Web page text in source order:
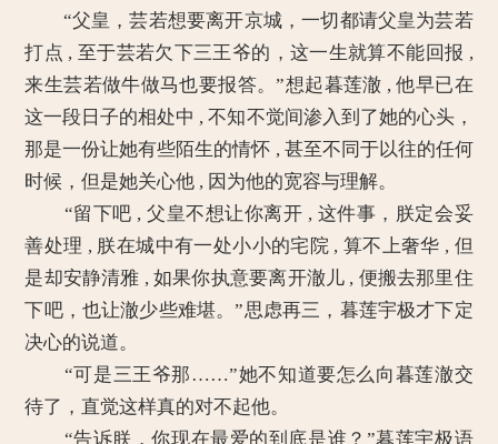
“父皇，芸若想要离开京城，一切都请父皇为芸若
打点 , 至于芸若欠下三王爷的，这一生就算不能回报 ,
来生芸若做牛做马也要报答。”想起暮莲澈 , 他早已在
这一段日子的相处中 , 不知不觉间渗入到了她的心头，
那是一份让她有些陌生的情怀 , 甚至不同于以往的任何
时候，但是她关心他 , 因为他的宽容与理解。
“留下吧 , 父皇不想让你离开 , 这件事，朕定会妥
善处理 , 朕在城中有一处小小的宅院 , 算不上奢华 , 但
是却安静清雅 , 如果你执意要离开澈儿 , 便搬去那里住
下吧，也让澈少些难堪。”思虑再三，暮莲宇极才下定
决心的说道。
“可是三王爷那……”她不知道要怎么向暮莲澈交
待了，直觉这样真的对不起他。
“告诉朕，你现在最爱的到底是谁？”暮莲宇极语